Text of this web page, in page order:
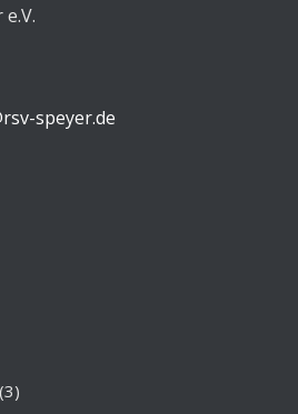
speyer.de
(3)